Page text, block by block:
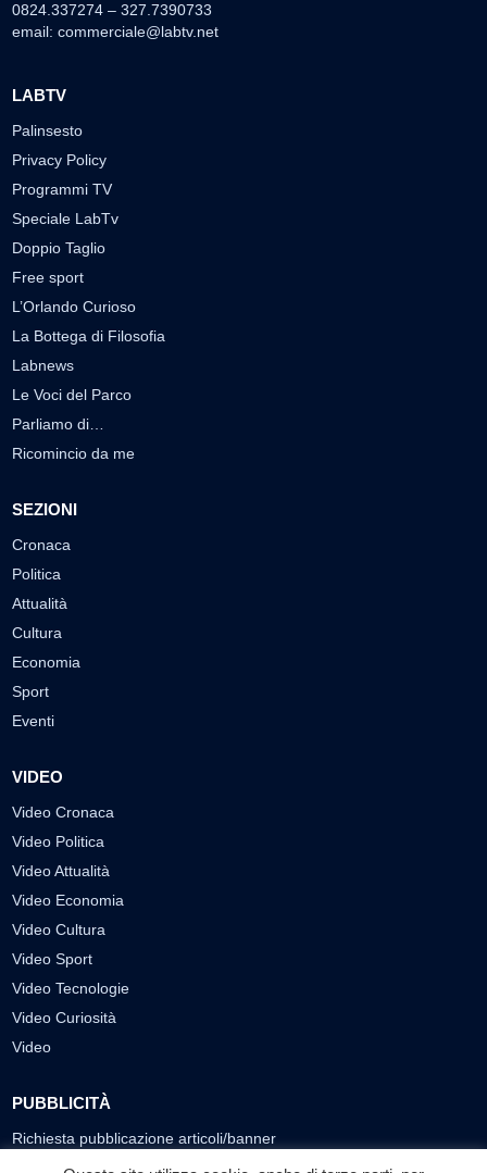
0824.337274 – 327.7390733
email: commerciale@labtv.net
LABTV
Palinsesto
Privacy Policy
Programmi TV
Speciale LabTv
Doppio Taglio
Free sport
L’Orlando Curioso
La Bottega di Filosofia
Labnews
Le Voci del Parco
Parliamo di…
Ricomincio da me
SEZIONI
Cronaca
Politica
Attualità
Cultura
Economia
Sport
Eventi
VIDEO
Video Cronaca
Video Politica
Video Attualità
Video Economia
Video Cultura
Video Sport
Video Tecnologie
Video Curiosità
Video
PUBBLICITÀ
Richiesta pubblicazione articoli/banner